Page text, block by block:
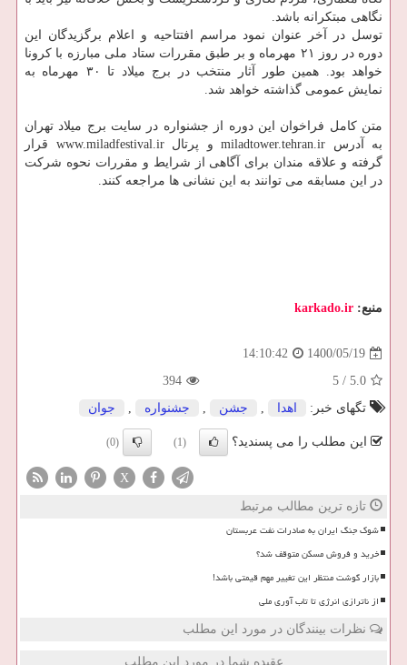
نگاهی مبتکرانه باشد.
توسل در آخر عنوان نمود مراسم افتتاحیه و اعلام برگزیدگان این
دوره در روز ۲۱ مهرماه و بر طبق مقررات ستاد ملی مبارزه با کرونا
خواهد بود. همین طور آثار منتخب در برج میلاد تا ۳۰ مهرماه به
نمایش عمومی گذاشته خواهد شد.
متن کامل فراخوان این دوره از جشنواره در سایت برج میلاد تهران
به آدرس miladtower.tehran.ir و پرتال www.miladfestival.ir قرار
گرفته و علاقه مندان برای آگاهی از شرایط و مقررات نحوه شرکت
در این مسابقه می توانند به این نشانی ها مراجعه کنند.
منبع: karkado.ir
1400/05/19
14:10:42
5.0
/
5
394
تگهای خبر:
اهدا , جشن , جشنواره , جوان
این مطلب را می پسندید؟ (1)
(0)
X
تازه ترین مطالب مرتبط
شوک جنگ ایران به صادرات نفت عربستان
خرید و فروش مسکن متوقف شد؟
بازار گوشت منتظر این تغییر مهم قیمتی باشد!
از ناترازی انرژی تا تاب آوری ملی
نظرات بینندگان در مورد این مطلب
عقیده شما در مورد این مطلب